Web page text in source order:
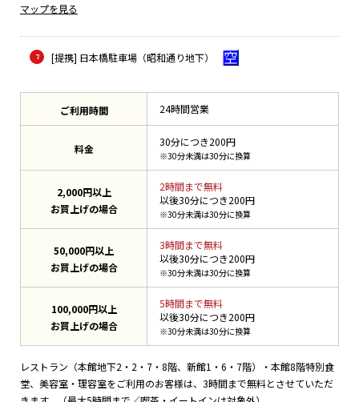
マップを見る
[提携] 日本橋駐車場（昭和通り地下）
ご利用時間 24時間営業
料金
30分につき200円
※30分未満は30分に換算
2,000円以上
お買上げの場合
2時間まで無料
以後30分につき200円
※30分未満は30分に換算
50,000円以上
お買上げの場合
3時間まで無料
以後30分につき200円
※30分未満は30分に換算
100,000円以上
お買上げの場合
5時間まで無料
以後30分につき200円
※30分未満は30分に換算
レストラン（本館地下2・2・7・8階、新館1・6・7階）・本館8階特別食
堂、美容室・理容室をご利用のお客様は、3時間まで無料とさせていただ